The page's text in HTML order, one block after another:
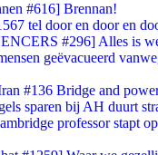
#616] Brennan!
tel door en door en
#296] Alles is
geëvacueerd
#136 Bridge and
sparen bij AH duurt
professor stapt